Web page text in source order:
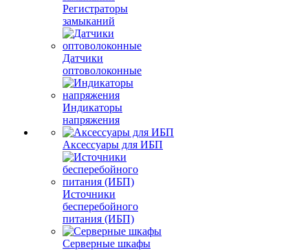
Регистраторы
замыканий
Датчики
оптоволоконные
Индикаторы
напряжения
Аксессуары для ИБП
Источники
бесперебойного
питания (ИБП)
Серверные шкафы